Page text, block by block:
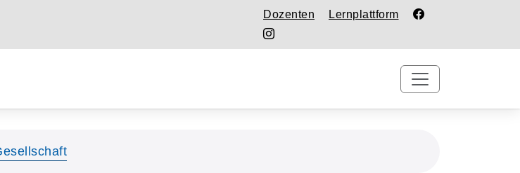
Dozenten Lernplattform